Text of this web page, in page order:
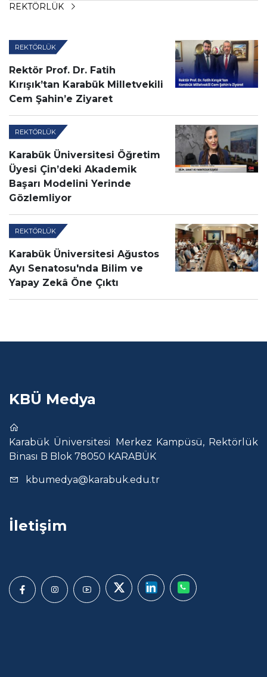
REKTÖRLÜK
REKTÖRLÜK
Rektör Prof. Dr. Fatih
Kırışık’tan Karabük Milletvekili
Cem Şahin’e Ziyaret
REKTÖRLÜK
Karabük Üniversitesi Öğretim
Üyesi Çin’deki Akademik
Başarı Modelini Yerinde
Gözlemliyor
REKTÖRLÜK
Karabük Üniversitesi Ağustos
Ayı Senatosu'nda Bilim ve
Yapay Zekâ Öne Çıktı
KBÜ Medya
Karabük Üniversitesi Merkez Kampüsü, Rektörlük
Binası B Blok 78050 KARABÜK
kbumedya@karabuk.edu.tr
İletişim